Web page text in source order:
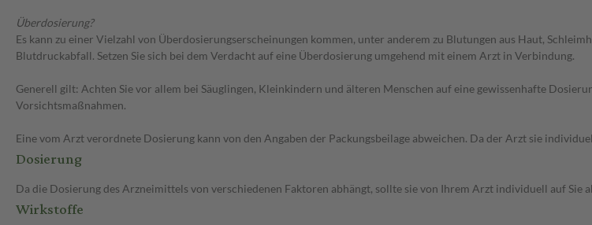
Überdosierung?
Es kann zu einer Vielzahl von Überdosierungserscheinungen kommen, unter anderem zu Blutungen aus Haut,
Blutdruckabfall. Setzen Sie sich bei dem Verdacht auf eine Überdosierung umgehend mit einem Arzt in Verbindung.
Generell gilt: Achten Sie vor allem bei Säuglingen, Kleinkindern und älteren Menschen auf eine gewissenhafte
Vorsichtsmaßnahmen.
Eine vom Arzt verordnete Dosierung kann von den Angaben der Packungsbeilage abweichen. Da der Arzt sie
Dosierung
Da die Dosierung des Arzneimittels von verschiedenen Faktoren abhängt, sollte sie von Ihrem Arzt individuell auf
Wirkstoffe